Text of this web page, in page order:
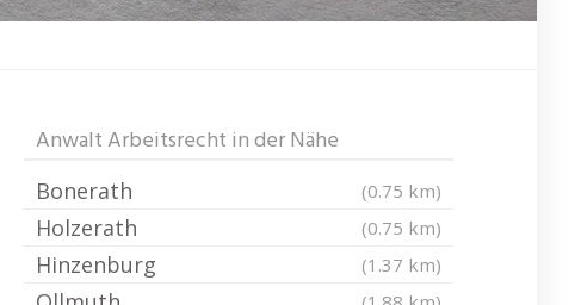
Anwalt Arbeitsrecht in der Nähe
Bonerath (0.75 km)
Holzerath (0.75 km)
Hinzenburg (1.37 km)